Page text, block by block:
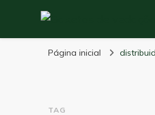
Maxi
Blog Maxi Embalagens
Página inicial
TAG